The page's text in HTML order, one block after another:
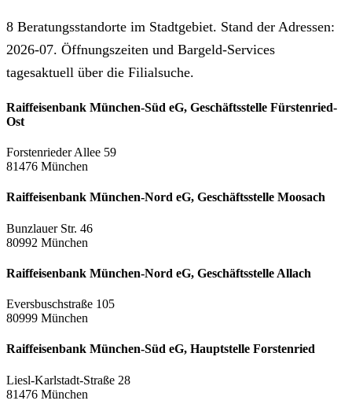
8 Beratungsstandorte im Stadtgebiet. Stand der Adressen:
2026-07. Öffnungszeiten und Bargeld-Services
tagesaktuell über die Filialsuche.
Raiffeisenbank München-Süd eG, Geschäftsstelle Fürstenried-
Ost
Forstenrieder Allee 59
81476 München
Raiffeisenbank München-Nord eG, Geschäftsstelle Moosach
Bunzlauer Str. 46
80992 München
Raiffeisenbank München-Nord eG, Geschäftsstelle Allach
Eversbuschstraße 105
80999 München
Raiffeisenbank München-Süd eG, Hauptstelle Forstenried
Liesl-Karlstadt-Straße 28
81476 München